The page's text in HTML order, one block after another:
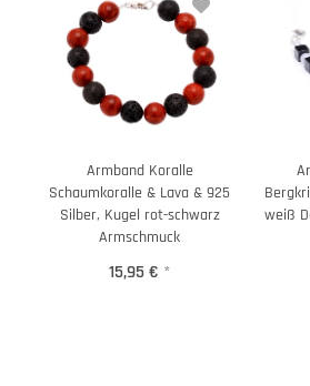
Armband Koralle
Schaumkoralle & Lava & 925
Silber, Kugel rot-schwarz
Armschmuck
15,95 € *
weiß